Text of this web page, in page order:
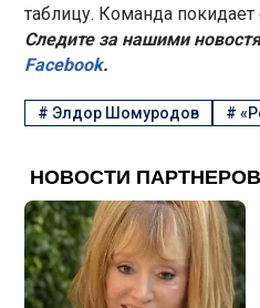
таблицу. Команда
Следите за нашими
Facebook.
#Элдор Шомуродов #